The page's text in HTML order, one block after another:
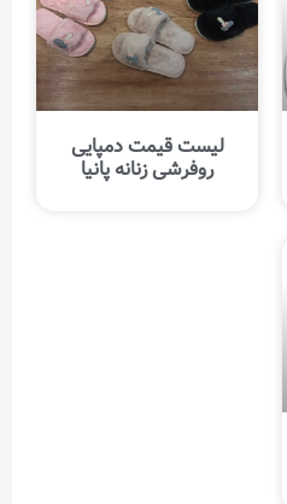
لیست قیمت دمپایی
روفرشی زنانه پانیا